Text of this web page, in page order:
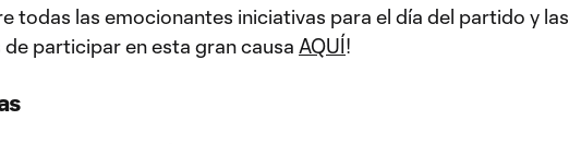
todas las emocionantes iniciativas para el día del partido y las
de participar en esta gran causa AQUÍ!